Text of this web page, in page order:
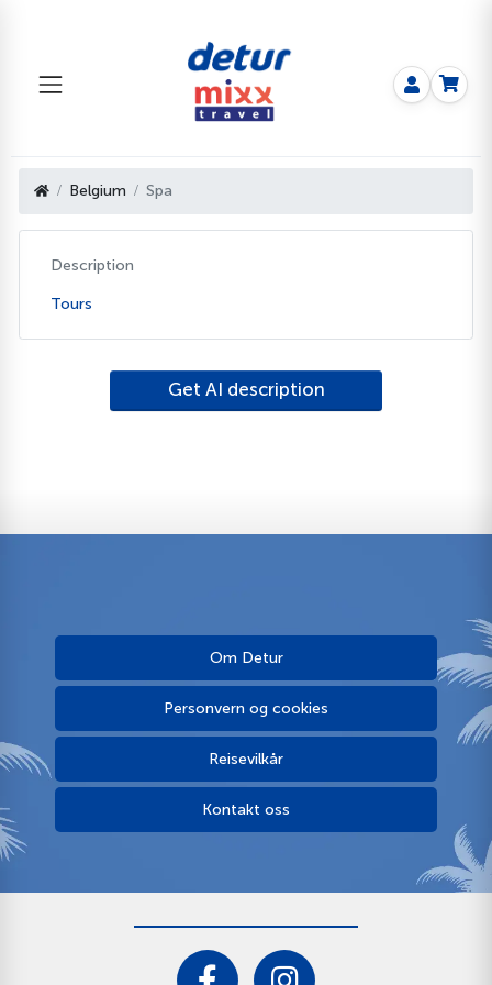
Belgium Spa
Description
Tours
Get AI description
Om Detur
Personvern og cookies
Reisevilkår
Kontakt oss